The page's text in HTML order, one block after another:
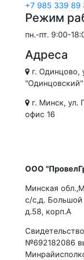
+7 985 339 89
Режим
пн.-пт. 9:00-
Адреса
г. Одинцово,
"Одинцовский"
г. Минск, ул.
офис 16
ООО
Минская
с/с,д. Большой
д.58, корп.А
№692182086